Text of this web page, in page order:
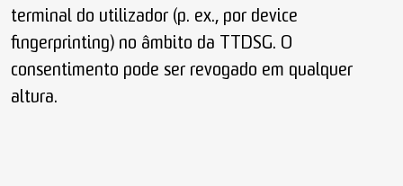
terminal do utilizador (p. ex., por device
fingerprinting) no âmbito da TTDSG. O
consentimento pode ser revogado em qualquer
altura.